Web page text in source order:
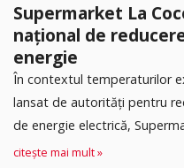
Supermarket La
național de
energie
În contextul temperaturilor
lansat de autorități pentru
de energie electrică,
citește mai mult »